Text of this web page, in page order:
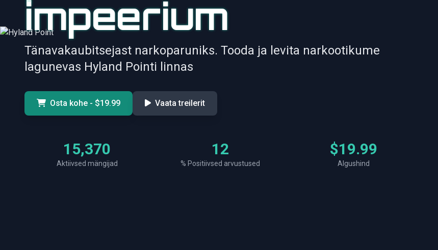
impeerium
Tänavakaubitsejast narkoparuniks. Tooda ja levita narkootikume
lagunevas Hyland Pointi linnas
Osta kohe - $19.99 Vaata treilerit
17,574
Aktiivsed mängijad
14
% Positiivsed arvustused
$19.99
Algushind